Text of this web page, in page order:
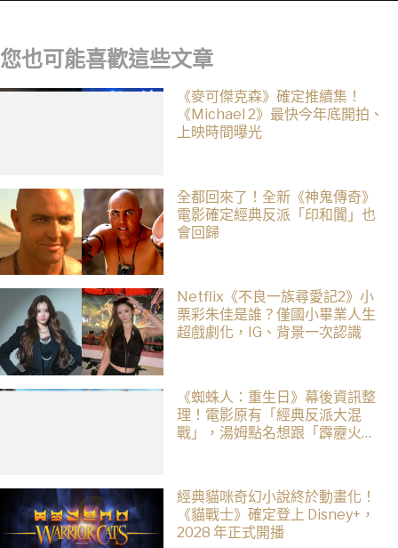
您也可能喜歡這些文章
《麥可傑克森》確定推續集！
《Michael 2》最快今年底開拍、
上映時間曝光
全都回來了！全新《神鬼傳奇》
電影確定經典反派「印和闐」也
會回歸
Netflix《不良一族尋愛記2》小
栗彩朱佳是誰？僅國小畢業人生
超戲劇化，IG、背景一次認識
《蜘蛛人：重生日》幕後資訊整
理！電影原有「經典反派大混
戰」，湯姆點名想跟「霹靂火」
經典貓咪奇幻小說終於動畫化！
《貓戰士》確定登上 Disney+，
2028 年正式開播